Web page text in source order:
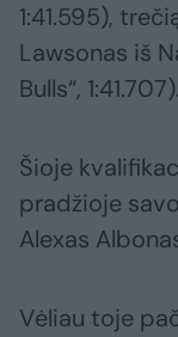
1:41.595),
Lawsonas iš
Bulls“, 1:41.707).
Šioje
pradžioje
Alexas
Vėliau toje